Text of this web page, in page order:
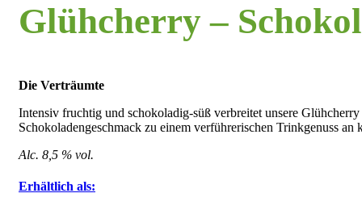
Glühcherry –
Die Verträumte
Intensiv fruchtig und schokoladig-süß verbreitet unsere
Schokoladengeschmack zu einem verführerischen Trinkgenuss an
Alc. 8,5 % vol.
Erhältlich als: